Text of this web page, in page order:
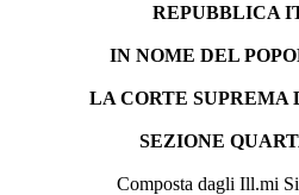
REPUBBLICA
IN NOME DEL
LA CORTE SUPREMA
SEZIONE
Composta dagli Ill.mi